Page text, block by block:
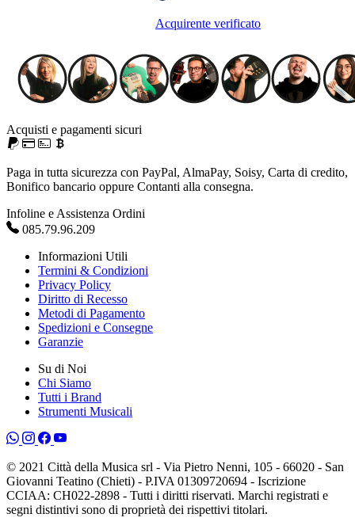
Acquirente verificato
Acquisti e pagamenti sicuri
Paga in tutta sicurezza con PayPal, AlmaPay, Soisy, Carta di credito,
Bonifico bancario oppure Contanti alla consegna.
Infoline e Assistenza Ordini
085.79.96.209
Informazioni Utili
Termini & Condizioni
Privacy Policy
Diritto di Recesso
Metodi di Pagamento
Spedizioni e Consegne
Garanzie
Su di Noi
Chi Siamo
Tutti i Brand
Strumenti Musicali
© 2021 Città della Musica srl - Via Pietro Nenni, 105 - 66020 - San
Giovanni Teatino (Chieti) - P.IVA 01309720694 - Iscrizione
CCIAA: CH022-2898 - Tutti i diritti riservati. Marchi registrati e
segni distintivi sono di proprietà dei rispettivi titolari.